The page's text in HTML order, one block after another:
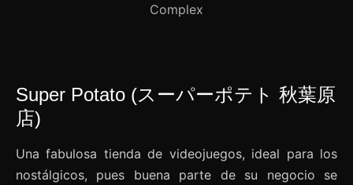
Complex
Super Potato (スーパーポテト 秋葉原
店)
Una fabulosa tienda de videojuegos, ideal para los
nostálgicos, pues buena parte de su negocio se